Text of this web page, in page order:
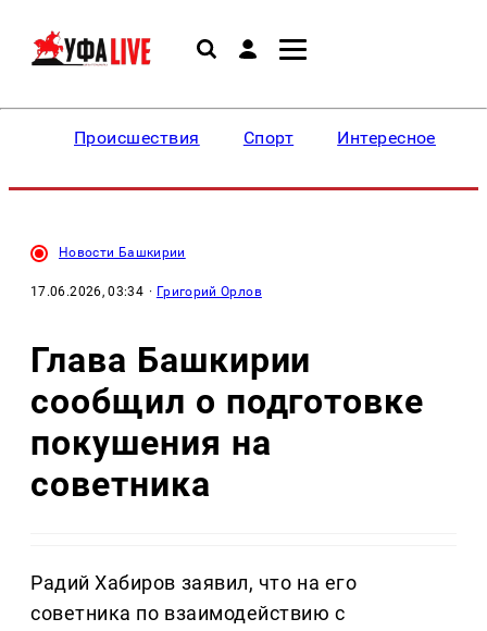
Происшествия Спорт Интересное
Новости Башкирии
17.06.2026, 03:34 · Григорий Орлов
Глава Башкирии
сообщил о подготовке
покушения на
советника
Радий Хабиров заявил, что на его
советника по взаимодействию с